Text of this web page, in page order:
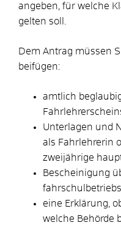
angeben, für welche
gelten soll.
Dem Antrag müssen
beifügen:
amtlich
Unterlagen und
als Fahrlehrerin
zweijährige
Bescheinigung
eine Erklärung,
welche Behörde